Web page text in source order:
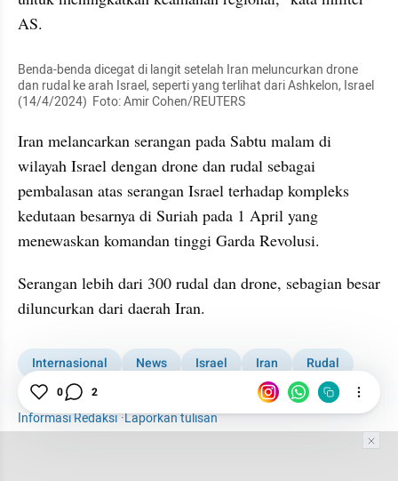
AS.
Benda-benda dicegat di langit setelah Iran meluncurkan drone
dan rudal ke arah Israel, seperti yang terlihat dari Ashkelon, Israel
(14/4/2024)  Foto: Amir Cohen/REUTERS
Iran melancarkan serangan pada Sabtu malam di
wilayah Israel dengan drone dan rudal sebagai
pembalasan atas serangan Israel terhadap kompleks
kedutaan besarnya di Suriah pada 1 April yang
menewaskan komandan tinggi Garda Revolusi.
Serangan lebih dari 300 rudal dan drone, sebagian besar
diluncurkan dari daerah Iran.
Internasional News Israel Iran
Rudal
Drone
Iran Serang Israel
Informasi Redaksi·Laporkan tulisan
0 2